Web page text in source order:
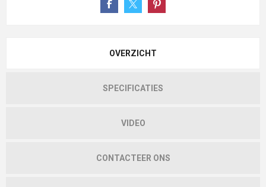
OVERZICHT
SPECIFICATIES
VIDEO
CONTACTEER ONS